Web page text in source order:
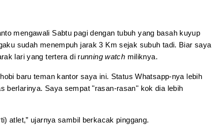
mengawali Sabtu pagi dengan tubuh yang basah kuyup
sudah menempuh jarak 3 Km sejak subuh tadi. Biar saya
lari yang tertera di running watch miliknya.
baru teman kantor saya ini. Status Whatsapp-nya lebih
berlarinya. Saya sempat "rasan-rasan" kok dia lebih
atlet,” ujarnya sambil berkacak pinggang.